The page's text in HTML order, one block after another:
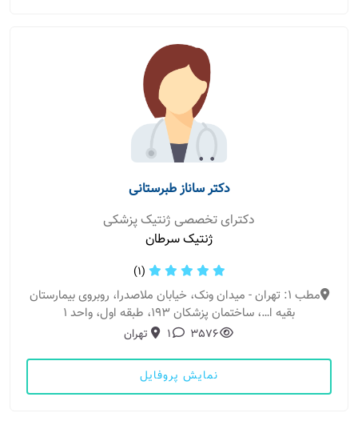
دکتر ساناز طبرستانی
دکترای تخصصی ژنتیک پزشکی
ژنتیک سرطان
(1)
مطب 1: تهران - میدان ونک، خیابان ملاصدرا، روبروی بیمارستان
بقیه ا…، ساختمان پزشکان ۱۹۳، طبقه اول، واحد ۱
3576
1 تهران
نمایش پروفایل